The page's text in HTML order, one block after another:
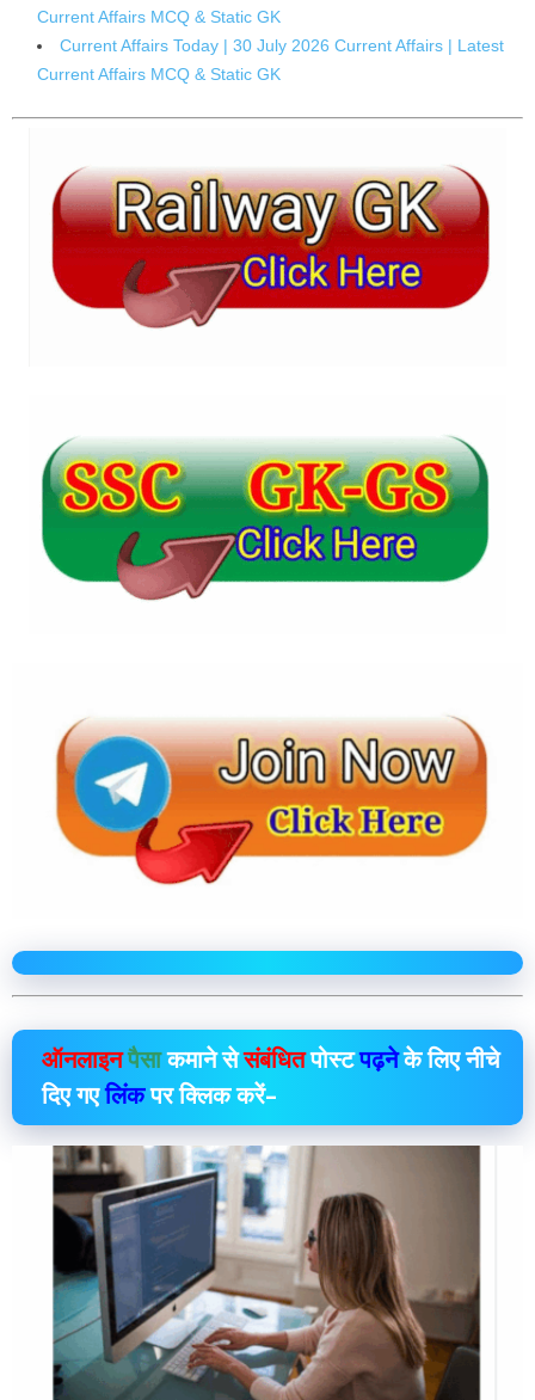
Current Affairs MCQ & Static GK
Current Affairs Today | 30 July 2026 Current Affairs | Latest
Current Affairs MCQ & Static GK
ऑनलाइनपैसाकमाने सेसंबंधितपोस्टपढ़नेके लिए नीचे
दिए गएलिंकपर क्लिक करें–